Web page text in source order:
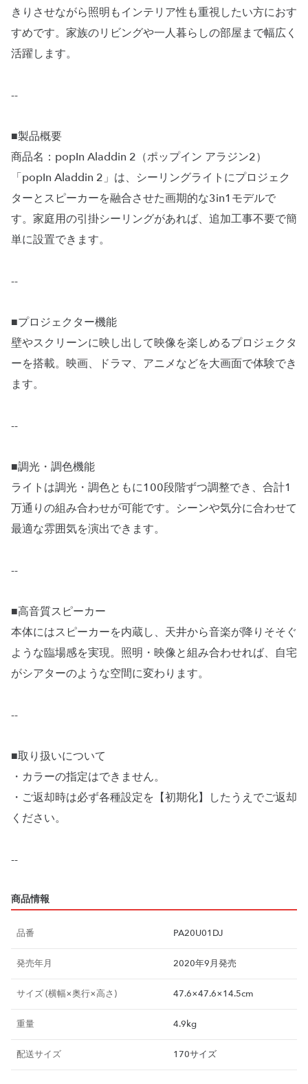
きりさせながら照明もインテリア性も重視したい方におす
すめです。家族のリビングや一人暮らしの部屋まで幅広く
活躍します。
--
■製品概要
商品名：popIn Aladdin 2（ポップイン アラジン2）
「popIn Aladdin 2」は、シーリングライトにプロジェク
ターとスピーカーを融合させた画期的な3in1モデルで
す。家庭用の引掛シーリングがあれば、追加工事不要で簡
単に設置できます。
--
■プロジェクター機能
壁やスクリーンに映し出して映像を楽しめるプロジェクタ
ーを搭載。映画、ドラマ、アニメなどを大画面で体験でき
ます。
--
■調光・調色機能
ライトは調光・調色ともに100段階ずつ調整でき、合計1
万通りの組み合わせが可能です。シーンや気分に合わせて
最適な雰囲気を演出できます。
--
■高音質スピーカー
本体にはスピーカーを内蔵し、天井から音楽が降りそそぐ
ような臨場感を実現。照明・映像と組み合わせれば、自宅
がシアターのような空間に変わります。
--
■取り扱いについて
・カラーの指定はできません。
・ご返却時は必ず各種設定を【初期化】したうえでご返却
ください。
--
商品情報
品番 PA20U01DJ
発売年月 2020年9月発売
サイズ (横幅×奥行×高さ) 47.6×47.6×14.5cm
重量 4.9kg
配送サイズ 170サイズ